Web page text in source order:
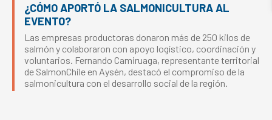
¿CÓMO APORTÓ LA SALMONICULTURA AL
EVENTO?
Las empresas productoras donaron más de 250 kilos de
salmón y colaboraron con apoyo logístico, coordinación y
voluntarios. Fernando Camiruaga, representante territorial
de SalmonChile en Aysén, destacó el compromiso de la
salmonicultura con el desarrollo social de la región.